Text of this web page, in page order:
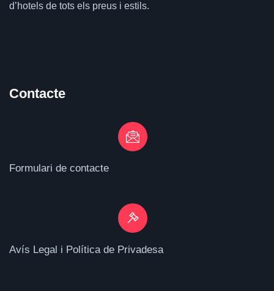
d’hotels de tots els preus i estils.
Contacte
Formulari de contacte
Avís Legal i Política de Privadesa